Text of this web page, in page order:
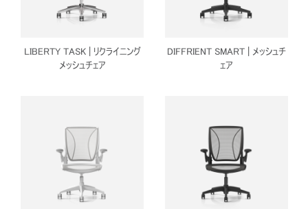
SIGN IN WITH SSO
パスワードを忘れた
Select
入力
LIBERTY TASK | リクライニング
メッシュチェア
DIFFRIENT SMART | メッシュチ
ェア